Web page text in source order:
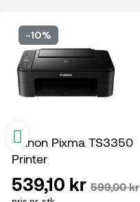
-10%
Canon Pixma TS3350
Printer
539,10 kr 599,00 kr